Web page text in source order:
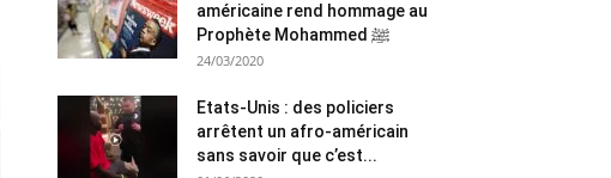
américaine rend hommage au
Prophète Mohammed ﷺ
24/03/2020
Etats-Unis : des policiers
arrêtent un afro-américain
sans savoir que c’est...